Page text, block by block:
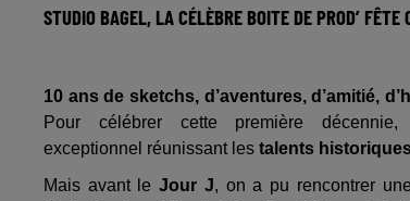
STUDIO BAGEL, LA CÉLÈBRE BOITE DE PROD’
10 ans de sketchs, d’aventures, d’amitié,
Pour célébrer cette première
exceptionnel réunissant les talents
Mais avant le Jour J, on a pu rencontrer